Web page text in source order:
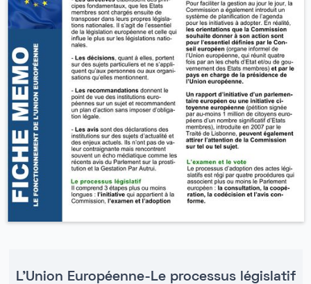
L'Union Européenne-Le processus législatif